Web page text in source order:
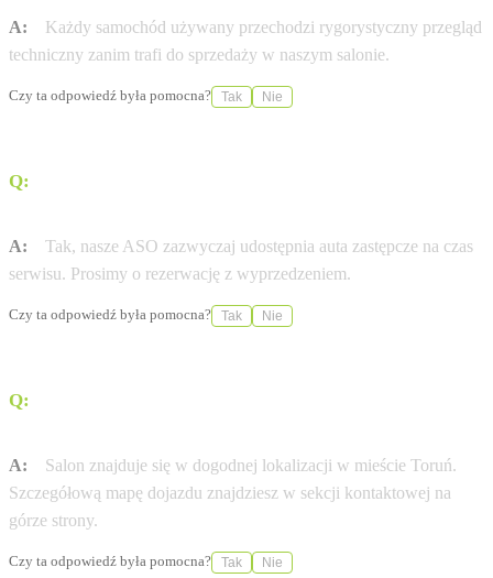
A:
Każdy samochód używany przechodzi rygorystyczny przegląd
techniczny zanim trafi do sprzedaży w naszym salonie.
Czy ta odpowiedź była pomocna? Tak Nie
Q:
A:
Tak, nasze ASO zazwyczaj udostępnia auta zastępcze na czas
serwisu. Prosimy o rezerwację z wyprzedzeniem.
Czy ta odpowiedź była pomocna? Tak Nie
Q:
A:
Salon znajduje się w dogodnej lokalizacji w mieście Toruń.
Szczegółową mapę dojazdu znajdziesz w sekcji kontaktowej na
górze strony.
Czy ta odpowiedź była pomocna? Tak Nie